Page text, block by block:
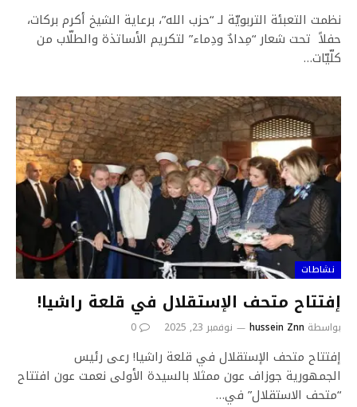
نظمت التعبئة التربويّة لـ “حزب الله”، برعاية الشيخ أكرم بركات،
حفلاً تحت شعار “مِدادٌ ودِماء” لتكريم الأساتذة والطلّاب من
كلّيّات…
نشاطات
إفتتاح متحف الإستقلال في قلعة راشيا!
بواسطة hussein Znn نوفمبر 23, 2025 0
إفتتاح متحف الإستقلال في قلعة راشيا! رعى رئيس
الجمهورية جوزاف عون ممثلا بالسيدة الأولى نعمت عون افتتاح
“متحف الاستقلال” في…